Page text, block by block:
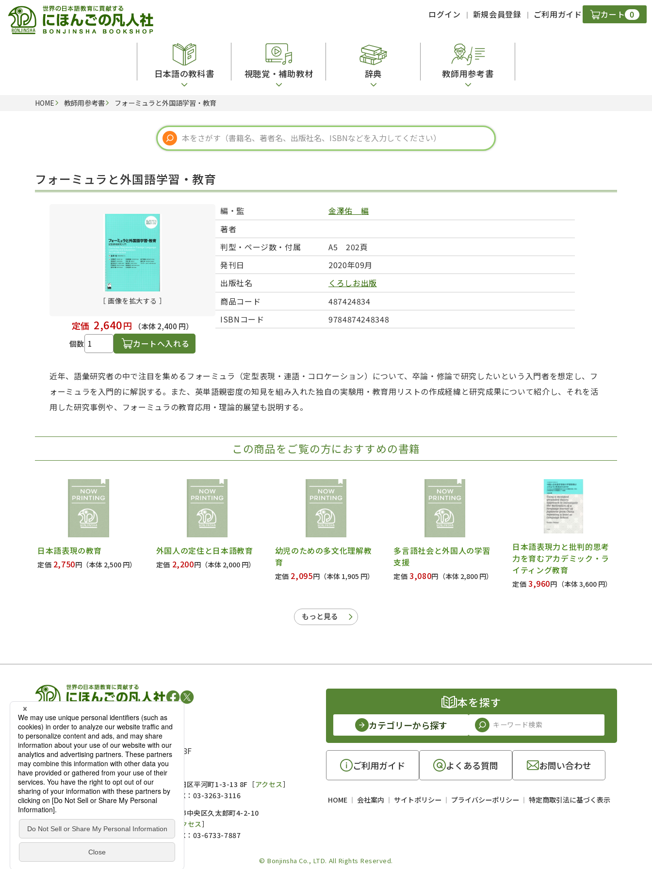
ログイン 新規会員登録 ご利用ガイド カート 0
日本語の教科書
留学生向け専門分野
子ども向け
文法
発音・聴解
作文
練習問題
日本語能力試験対策
日本留学試験対策
日本語学習関連副読本
視聴覚・補助教材
カード・ゲーム・絵教材
絵本・子ども向け補助 図表
辞典
スペイン語辞典
中国語辞典
ドイツ語辞典
ポルトガル語辞典
ロシア語辞典
語学・文法辞典
表現・用字用語辞典 比較文化辞典
教師用参考書
語彙・意味
文章・談話・表現
表記
言語学
多言語社会・言語政策
言語の諸相
アカデミック・スキル
HOME 教師用参考書 フォーミュラと外国語学習・教育
フォーミュラと外国語学習・教育
［ 画像を拡大する ］
定価 2,640円
（本体 2,400 円）
個数
カートへ入れる
編・監
金澤佑 編
著者
判型・ページ数・付属
A5 202頁
発刊日
2020年09月
出版社名
くろしお出版
商品コード
487424834
ISBNコード
9784874248348
近年、語彙研究者の中で注目を集めるフォーミュラ（定型表現・連語・コロケーション）について、卒論・修論で研究したいという入門者を想定し、フ
ォーミュラを入門的に解説する。また、英単語親密度の知見を組み入れた独自の実験用・教育用リストの作成経緯と研究成果について紹介し、それを活
用した研究事例や、フォーミュラの教育応用・理論的展望も説明する。
この商品をご覧の方におすすめの書籍
日本語表現の教育
定価 2,750円 （本体 2,500 円）
外国人の定住と日本語教育
定価 2,200円 （本体 2,000 円）
幼児のための多文化理解教
育
定価 2,095円 （本体 1,905 円）
多言語社会と外国人の学習
支援
定価3,080円 （本体 2,800 円）
日本語表現力と批判的思考
力を育むアカデミック・ラ
イティング教育
定価 3,960円 （本体 3,600 円）
もっと見る
凡人社の出版情報
〒102-0093 東京都千代田区平河町 1-3-13 8F
TEL：03-3263-3959／FAX：03-3263-3116
麹町店
〒102-0093 東京都千代田区平河町1-3-13 8F［アクセス］
TEL：03-3239-8673／FAX：03-3263-3116
大阪店
〒541-0056 大阪府大阪市中央区久太郎町4-2-10
アクセス］
TEL：06-4256-2684／FAX：03-6733-7887
本を探す
カテゴリーから探す
ご利用ガイド よくある質問 お問い合わせ
HOME 会社案内 サイトポリシー プライバシーポリシー 特定商取引法に基づく表示
© Bonjinsha Co., LTD. All Rights Reserved.